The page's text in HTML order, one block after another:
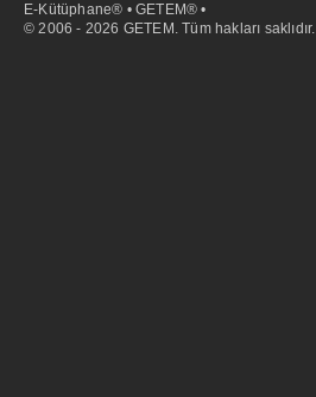
E-Kütüphane® • GETEM® •
© 2006 - 2026 GETEM. Tüm hakları saklıdır.